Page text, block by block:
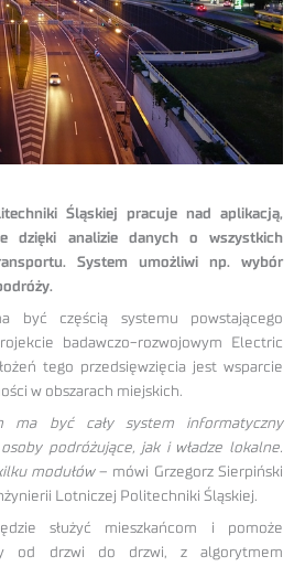
Śląskiej pracuje nad aplikacją,
dzięki analizie danych o wszystkich
System umożliwi np. wybór
być częścią systemu powstającego
badawczo-rozwojowym Electric
tego przedsięwzięcia jest wsparcie
w obszarach miejskich.
ma być cały system informatyczny
podróżujące, jak i władze lokalne.
modułów– mówi Grzegorz Sierpiński
Lotniczej Politechniki Śląskiej.
służyć mieszkańcom i pomoże
od drzwi do drzwi, z algorytmem